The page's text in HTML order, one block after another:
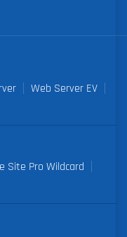
Web Server EV
Site Pro Wildcard